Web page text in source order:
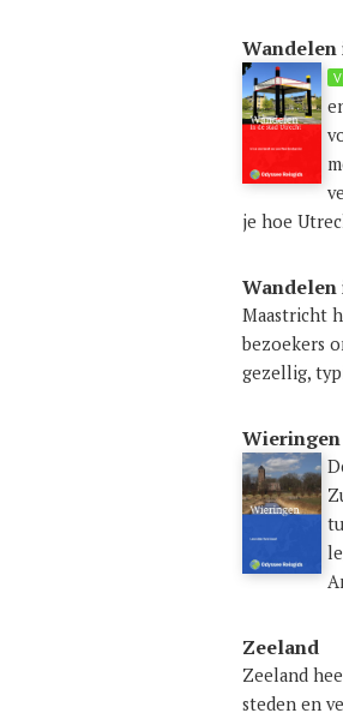
Wandelen
je hoe
Maastricht
bezoekers
gezellig,
Wieringen
Zeeland
Zeeland
steden en